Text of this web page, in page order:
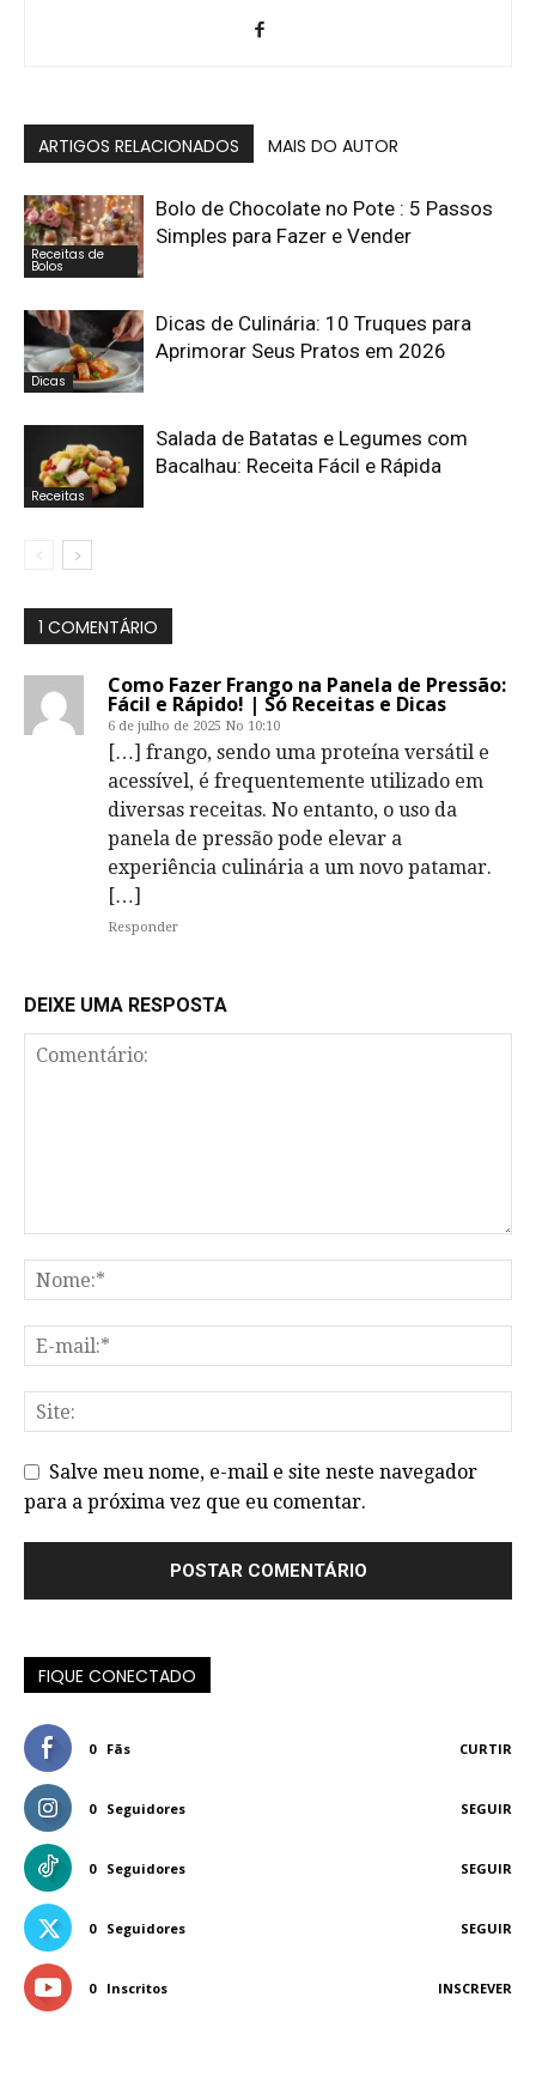
ARTIGOS RELACIONADOS MAIS DO AUTOR
Receitas de
Bolos
Bolo de Chocolate no Pote : 5 Passos
Simples para Fazer e Vender
Dicas
Dicas de Culinária: 10 Truques para
Aprimorar Seus Pratos em 2026
Receitas
Salada de Batatas e Legumes com
Bacalhau: Receita Fácil e Rápida
1 COMENTÁRIO
Como Fazer Frango na Panela de Pressão:
Fácil e Rápido! | Só Receitas e Dicas
6 de julho de 2025 No 10:10
[…] frango, sendo uma proteína versátil e
acessível, é frequentemente utilizado em
diversas receitas. No entanto, o uso da
panela de pressão pode elevar a
experiência culinária a um novo patamar.
[…]
Responder
DEIXE UMA RESPOSTA
Salve meu nome, e-mail e site neste navegador
para a próxima vez que eu comentar.
FIQUE CONECTADO
0 Fãs CURTIR
0 Seguidores SEGUIR
0 Seguidores SEGUIR
0 Seguidores SEGUIR
0 Inscritos INSCREVER